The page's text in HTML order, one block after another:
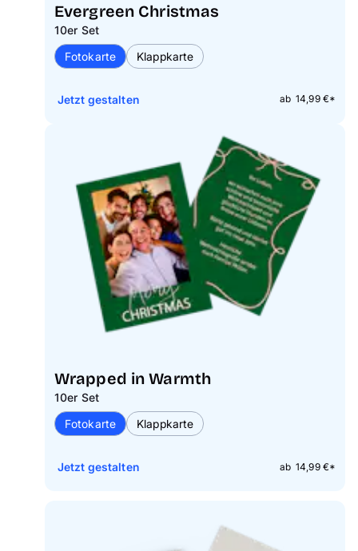
Evergreen Christmas
10er Set
Fotokarte
Klappkarte
ab 14,99 €*
Jetzt gestalten
Wrapped in Warmth
10er Set
Fotokarte
Klappkarte
ab 14,99 €*
Jetzt gestalten